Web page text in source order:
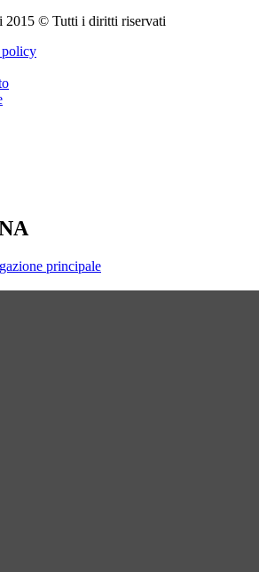
2015 © Tutti i diritti riservati
policy
principale